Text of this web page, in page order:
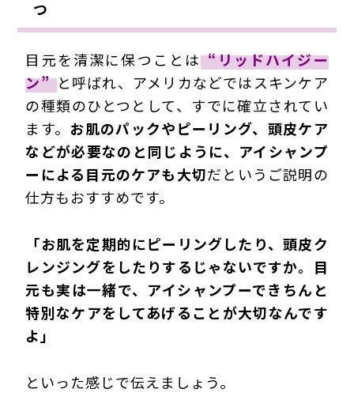
つ
目元を清潔に保つことは “リッドハイジー
ン” と呼ばれ、アメリカなどではスキンケア
の種類のひとつとして、すでに確立されてい
ます。 お肌のパックやピーリング、頭皮ケア
などが必要なのと同じように、アイシャンプ
ーによる目元のケアも大切だというご説明の
仕方もおすすめです。
「お肌を定期的にピーリングしたり、頭皮ク
レンジングをしたりするじゃないですか。目
元も実は一緒で、アイシャンプーできちんと
特別なケアをしてあげることが大切なんです
よ」
といった感じで伝えましょう。